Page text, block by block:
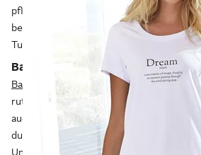
pflegeleicht sind. Für einen sicheren Halt
beim Sprung vom 5-m-Brett haben viele
Tunnelzug, mit dem du die Weite variieren
Badeschuhe für sicheren Halt
Badeschuhe
aus verschiedenen
rutschigen Fliesen im Schwimmbad
auch am Strand dafür, dass kleine Steine
du gerne im Meer unterwegs und
Unterwasserwelt, dann eignen sich